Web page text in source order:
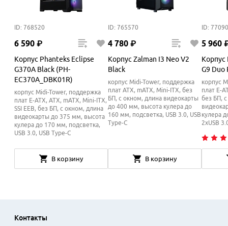
ID: 768520
6 590 ₽
Корпус Phanteks Eclipse
G370A Black (PH-
EC370A_DBK01R)
корпус Midi-Tower, поддержка
плат E-ATX, ATX, mATX, Mini-ITX,
SSI EEB, без БП, с окном, длина
видеокарты до 375 мм, высота
кулера до 170 мм, подсветка,
USB 3.0, USB Type-C
В корзину
ID: 765570
4 780 ₽
Корпус Zalman I3 Neo V2
Black
корпус Midi-Tower, поддержка
плат ATX, mATX, Mini-ITX, без
БП, с окном, длина видеокарты
до 400 мм, высота кулера до
160 мм, подсветка, USB 3.0, USB
Type-C
В корзину
ID:
5 960
Корпус
G9 Duo
корпус
плат E-
без БП,
кулера
2xUSB
Контакты